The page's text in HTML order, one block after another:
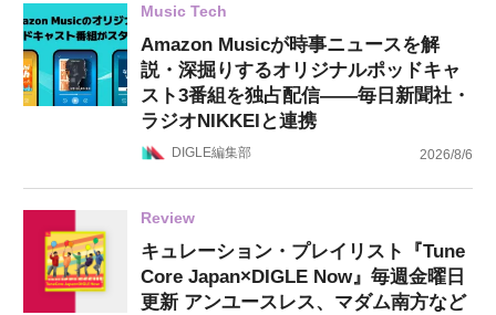
Music Tech
Amazon Musicが時事ニュースを解
説・深掘りするオリジナルポッドキャ
スト3番組を独占配信——毎日新聞社・
ラジオNIKKEIと連携
DIGLE編集部 2026/8/6
Review
キュレーション・プレイリスト『Tune
Core Japan×DIGLE Now』毎週金曜日
更新 アンユースレス、マダム南方など